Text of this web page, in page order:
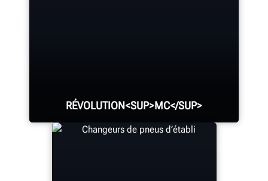
RÉVOLUTION<SUP>MC</SUP>